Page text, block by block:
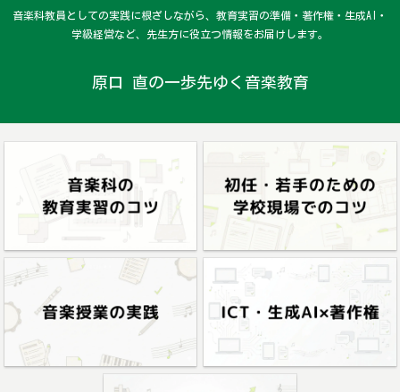
音楽科教員としての実践に根ざしながら、教育実習の準備・著作権・生成AI・
学級経営など、先生方に役立つ情報をお届けします。
原口 直の一歩先ゆく音楽教育